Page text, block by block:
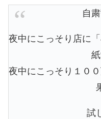
自
夜中にこっそり店に
夜中にこっそり１０
試